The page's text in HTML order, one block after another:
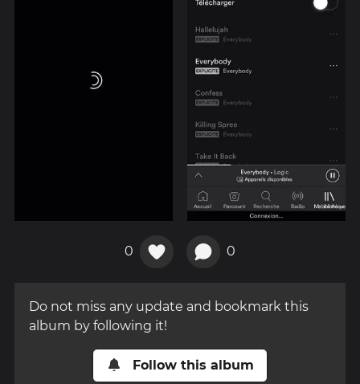
0 0
Do not miss any update and bookmark this
album by following it!
Follow this album